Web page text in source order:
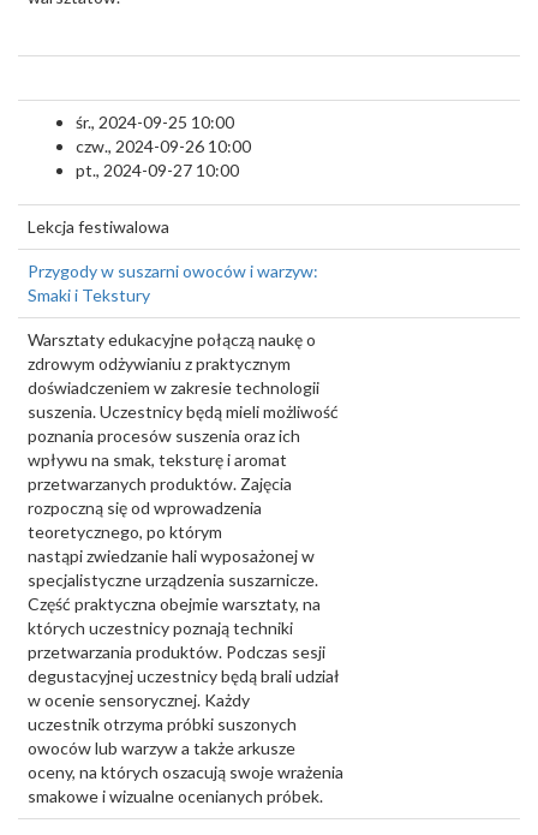
śr., 2024-09-25 10:00
czw., 2024-09-26 10:00
pt., 2024-09-27 10:00
Lekcja festiwalowa
Przygody w suszarni owoców i warzyw:
Smaki i Tekstury
Warsztaty edukacyjne połączą naukę o
zdrowym odżywianiu z praktycznym
doświadczeniem w zakresie technologii
suszenia. Uczestnicy będą mieli możliwość
poznania procesów suszenia oraz ich
wpływu na smak, teksturę i aromat
przetwarzanych produktów. Zajęcia
rozpoczną się od wprowadzenia
teoretycznego, po którym
nastąpi zwiedzanie hali wyposażonej w
specjalistyczne urządzenia suszarnicze.
Część praktyczna obejmie warsztaty, na
których uczestnicy poznają techniki
przetwarzania produktów. Podczas sesji
degustacyjnej uczestnicy będą brali udział
w ocenie sensorycznej. Każdy
uczestnik otrzyma próbki suszonych
owoców lub warzyw a także arkusze
oceny, na których oszacują swoje wrażenia
smakowe i wizualne ocenianych próbek.